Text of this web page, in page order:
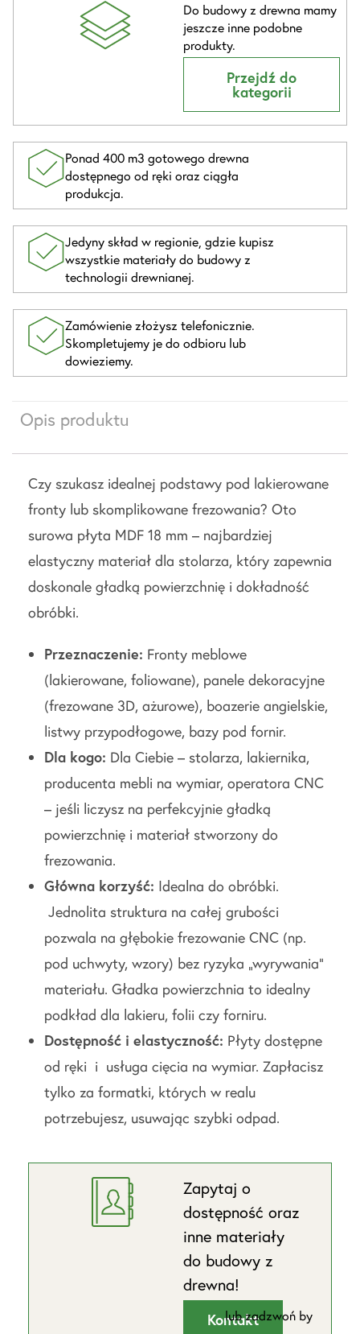
Do budowy z drewna mamy
jeszcze inne podobne
produkty.
Przejdź do
kategorii
Ponad 400 m3 gotowego drewna
dostępnego od ręki oraz ciągła
produkcja.
Jedyny skład w regionie, gdzie kupisz
wszystkie materiały do budowy z
technologii drewnianej.
Zamówienie złożysz telefonicznie.
Skompletujemy je do odbioru lub
dowieziemy.
Opis produktu
Czy szukasz idealnej podstawy pod lakierowane
fronty lub skomplikowane frezowania? Oto
surowa płyta MDF 18 mm – najbardziej
elastyczny materiał dla stolarza, który zapewnia
doskonale gładką powierzchnię i dokładność
obróbki.
Przeznaczenie: Fronty meblowe
(lakierowane, foliowane), panele dekoracyjne
(frezowane 3D, ażurowe), boazerie angielskie,
listwy przypodłogowe, bazy pod fornir.
Dla kogo: Dla Ciebie – stolarza, lakiernika,
producenta mebli na wymiar, operatora CNC
– jeśli liczysz na perfekcyjnie gładką
powierzchnię i materiał stworzony do
frezowania.
Główna korzyść: Idealna do obróbki.
Jednolita struktura na całej grubości
pozwala na głębokie frezowanie CNC (np.
pod uchwyty, wzory) bez ryzyka „wyrywania”
materiału. Gładka powierzchnia to idealny
podkład dla lakieru, folii czy forniru.
Dostępność i elastyczność: Płyty dostępne
od ręki i usługa cięcia na wymiar. Zapłacisz
tylko za formatki, których w realu
potrzebujesz, usuwając szybki odpad.
Zapytaj o
dostępność oraz
inne materiały
do budowy z
drewna!
Kontakt
lub zadzwoń by